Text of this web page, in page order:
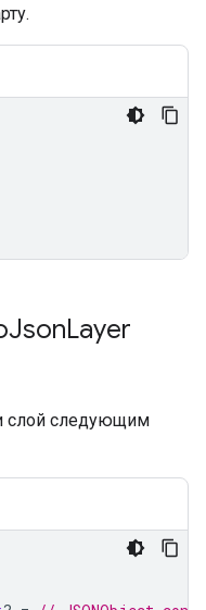
JsonLayer
слой следующим